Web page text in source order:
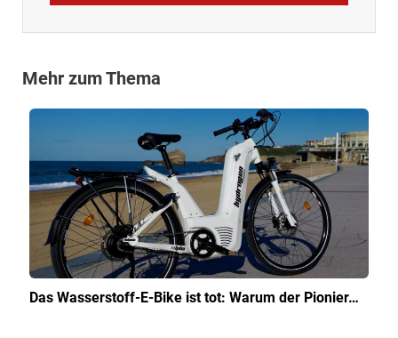
Mehr zum Thema
Das Wasserstoff-E-Bike ist tot: Warum der Pionier…